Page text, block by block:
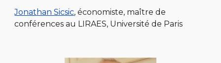
Jonathan Sicsic, économiste, maître de
conférences au LIRAES, Université de Paris